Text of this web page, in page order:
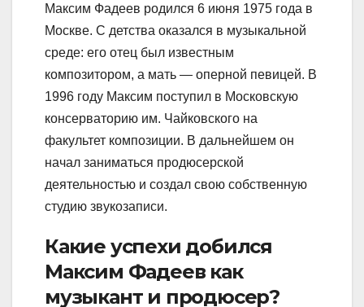
Максим Фадеев родился 6 июня 1975 года в
Москве. С детства оказался в музыкальной
среде: его отец был известным
композитором, а мать — оперной певицей. В
1996 году Максим поступил в Московскую
консерваторию им. Чайковского на
факультет композиции. В дальнейшем он
начал заниматься продюсерской
деятельностью и создал свою собственную
студию звукозаписи.
Какие успехи добился
Максим Фадеев как
музыкант и продюсер?